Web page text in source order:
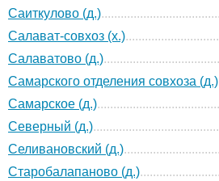
Саиткулово (д.)
Салават-совхоз (х.)
Салаватово (д.)
Самарского отделения совхоза (д.)
Самарское (д.)
Северный (д.)
Селивановский (д.)
Старобалапаново (д.)